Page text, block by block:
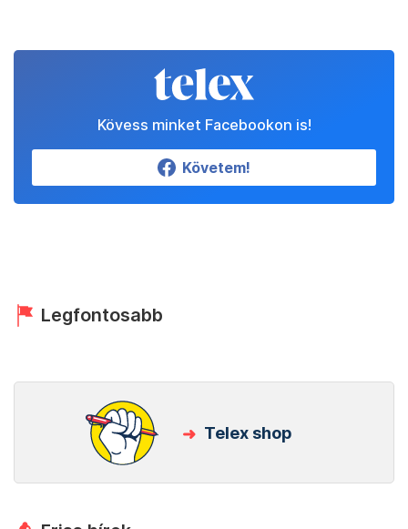
Kövess minket Facebookon is!
Követem!
Legfontosabb
Telex shop